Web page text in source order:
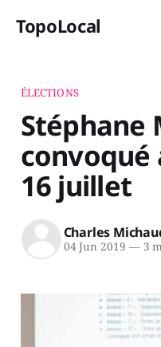
TopoLocal
ÉLECTIONS
Stéphane
convoqué
16 juillet
Charles
04 Jun 2019 —3